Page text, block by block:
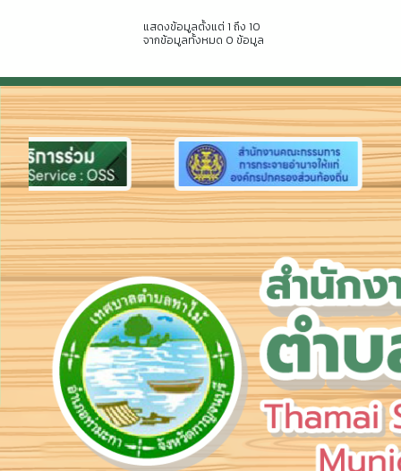
แสดงข้อมูลตั้งแต่ 1 ถึง 10
จากข้อมูลทั้งหมด 0 ข้อมูล
Previous